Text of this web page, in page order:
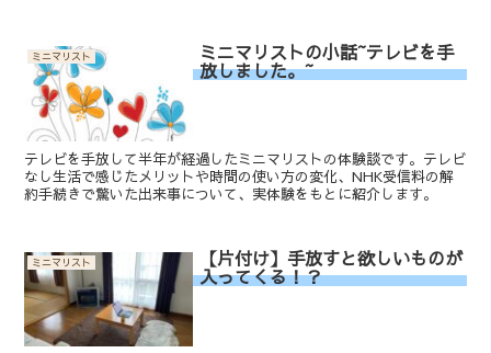
ミニマリスト ミニマリストの小話~テレビを手
放しました。~
テレビを手放して半年が経過したミニマリストの体験談です。テレビ
なし生活で感じたメリットや時間の使い方の変化、NHK受信料の解
約手続きで驚いた出来事について、実体験をもとに紹介します。
ミニマリスト 【片付け】手放すと欲しいものが
入ってくる！？